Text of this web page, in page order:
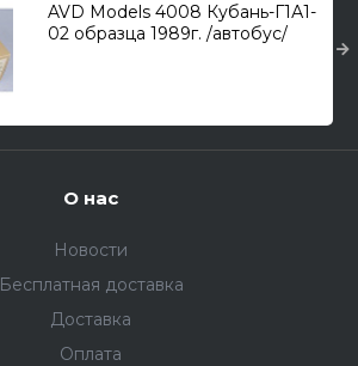
AVD Models 4008 Кубань-Г1А1-
02 образца 1989г. /автобус/
О нас
Новости
Бесплатная доставка
Доставка
Оплата